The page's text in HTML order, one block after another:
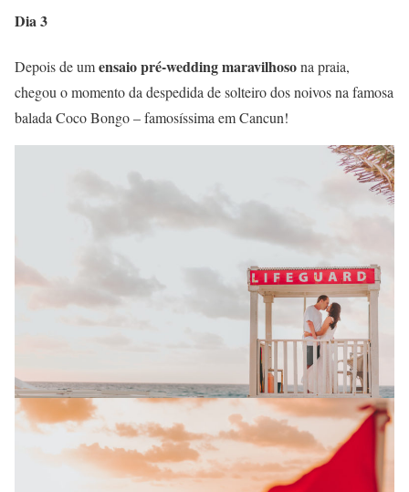
Dia 3
Depois de umensaio pré-wedding maravilhosona praia,
chegou o momento da despedida de solteiro dos noivos na famosa
balada Coco Bongo – famosíssima em Cancun!